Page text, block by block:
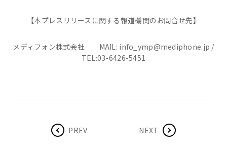
【本プレスリリースに関する報道機関のお問合せ先】
メディフォン株式会社 MAIL: info_ymp@mediphone.jp /
TEL:03-6426-5451
PREV NEXT